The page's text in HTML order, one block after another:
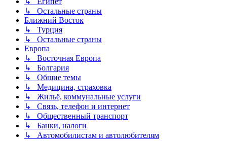
↳ Остальные страны
Ближний Восток
↳ Турция
↳ Остальные страны
Европа
↳ Восточная Европа
↳ Болгария
↳ Общие темы
↳ Медицина, страховка
↳ Жильё, коммунальные услуги
↳ Связь, телефон и интернет
↳ Общественный транспорт
↳ Банки, налоги
↳ Автомобилистам и автолюбителям